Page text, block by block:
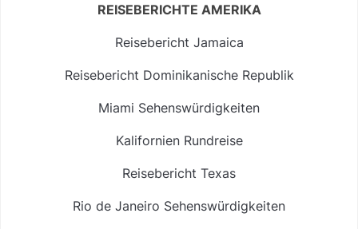
REISEBERICHTE AMERIKA
Reisebericht Jamaica
Reisebericht Dominikanische Republik
Miami Sehenswürdigkeiten
Kalifornien Rundreise
Reisebericht Texas
Rio de Janeiro Sehenswürdigkeiten